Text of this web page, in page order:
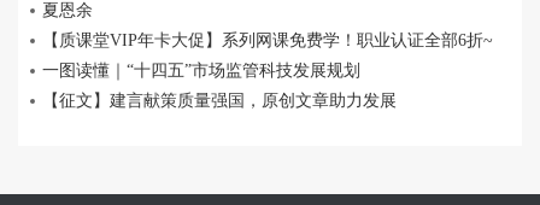
夏恩余
【质课堂VIP年卡大促】系列网课免费学！职业认证全部6折~
一图读懂｜“十四五”市场监管科技发展规划
【征文】建言献策质量强国，原创文章助力发展